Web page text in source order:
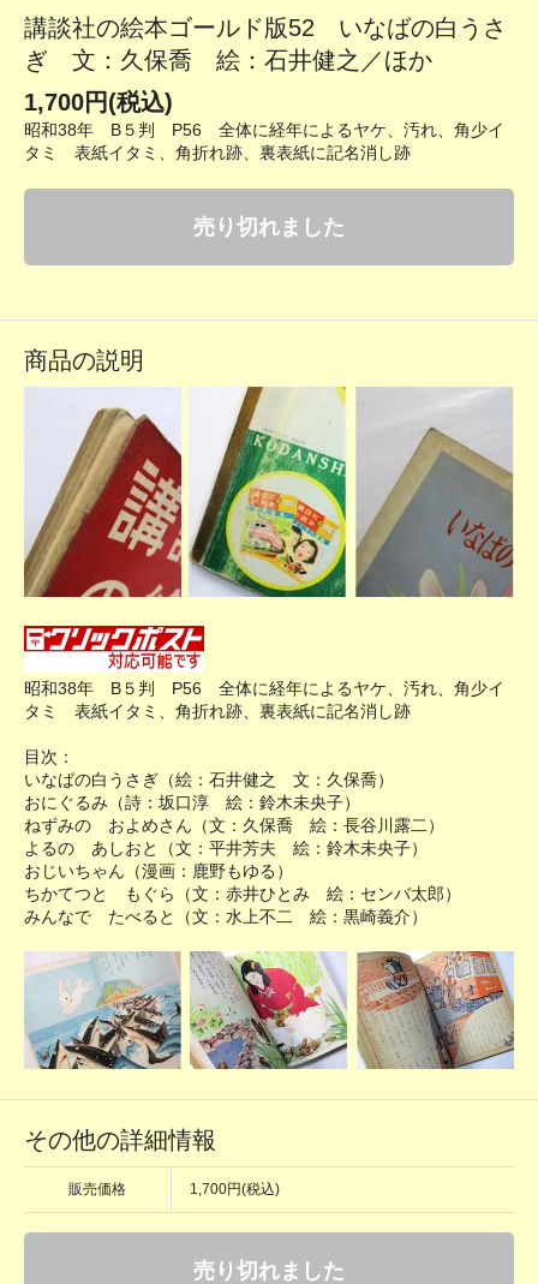
講談社の絵本ゴールド版52 いなばの白うさ
ぎ 文：久保喬 絵：石井健之／ほか
1,700円(税込)
昭和38年 B５判 P56 全体に経年によるヤケ、汚れ、角少イ
タミ 表紙イタミ、角折れ跡、裏表紙に記名消し跡
売り切れました
商品の説明
昭和38年 B５判 P56 全体に経年によるヤケ、汚れ、角少イ
タミ 表紙イタミ、角折れ跡、裏表紙に記名消し跡
目次：
いなばの白うさぎ（絵：石井健之 文：久保喬）
おにぐるみ（詩：坂口淳 絵：鈴木未央子）
ねずみの およめさん（文：久保喬 絵：長谷川露二）
よるの あしおと（文：平井芳夫 絵：鈴木未央子）
おじいちゃん（漫画：鹿野もゆる）
ちかてつと もぐら（文：赤井ひとみ 絵：センバ太郎）
みんなで たべると（文：水上不二 絵：黒崎義介）
その他の詳細情報
販売価格 1,700円(税込)
売り切れました